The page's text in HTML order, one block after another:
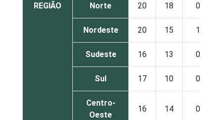
REGIÃO Norte 20 18 0
Nordeste 20 15 1
Sudeste 16 13 0
Sul 17 10 0
Centro-
Oeste
16 14 0